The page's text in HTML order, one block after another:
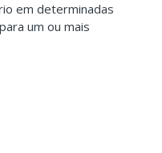
em determinadas
um ou mais